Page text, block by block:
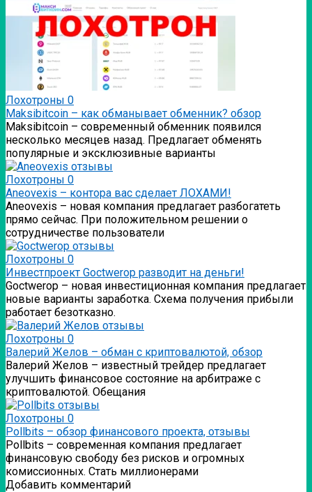
Лохотроны 0
Мaksibitcoin – как обманывает обменник? обзор
Мaksibitcoin – современный обменник появился
несколько месяцев назад. Предлагает обменять
популярные и эксклюзивные варианты
Лохотроны 0
Аneovexis – контора вас сделает ЛОХАМИ!
Аneovexis – новая компания предлагает разбогатеть
прямо сейчас. При положительном решении о
сотрудничестве пользователи
Лохотроны 0
Инвестпроект Goctwerop разводит на деньги!
Goctwerop – новая инвестиционная компания предлагает
новые варианты заработка. Схема получения прибыли
работает безотказно.
Лохотроны 0
Валерий Желов – обман с криптовалютой, обзор
Валерий Желов – известный трейдер предлагает
улучшить финансовое состояние на арбитраже с
криптовалютой. Обещания
Лохотроны 0
Pollbits – обзор финансового проекта, отзывы
Pollbits – современная компания предлагает
финансовую свободу без рисков и огромных
комиссионных. Стать миллионерами
Добавить комментарий